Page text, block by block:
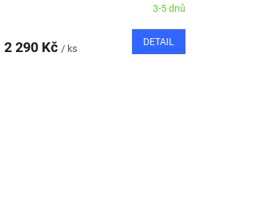
3-5 dnů
2 290 Kč / ks
DETAIL